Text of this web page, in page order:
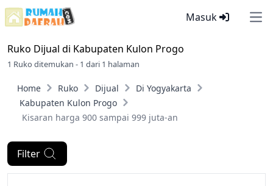
Masuk
Ruko Dijual di Kabupaten Kulon Progo
1 Ruko ditemukan - 1 dari 1 halaman
Home Ruko Dijual
Di Yogyakarta
Kabupaten Kulon Progo
Kisaran harga 900 sampai 999 juta-an
Filter